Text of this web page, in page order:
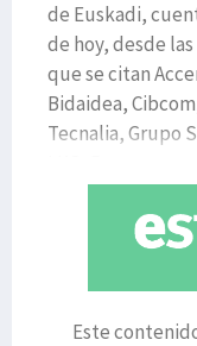
de Euskadi,
de hoy, desde
que se citan
Bidaidea,
Tecnalia, Grupo
Este